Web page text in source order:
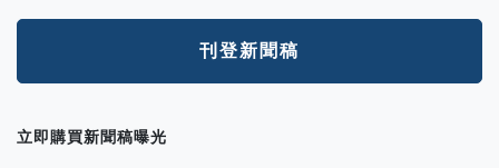
刊登新聞稿
立即購買新聞稿曝光